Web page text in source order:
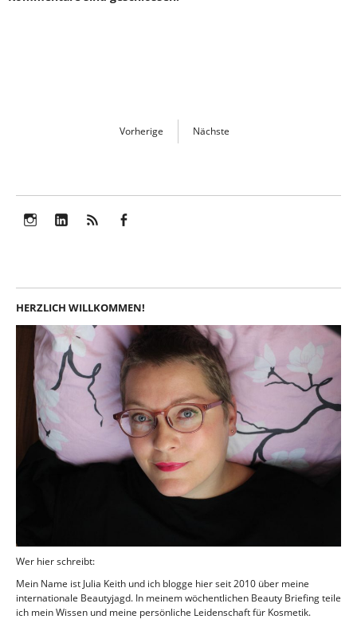
Vorherige Nächste
HERZLICH WILLKOMMEN!
Wer hier schreibt:
Mein Name ist Julia Keith und ich blogge hier seit 2010 über meine
internationale Beautyjagd. In meinem wöchentlichen Beauty Briefing teile
ich mein Wissen und meine persönliche Leidenschaft für Kosmetik.